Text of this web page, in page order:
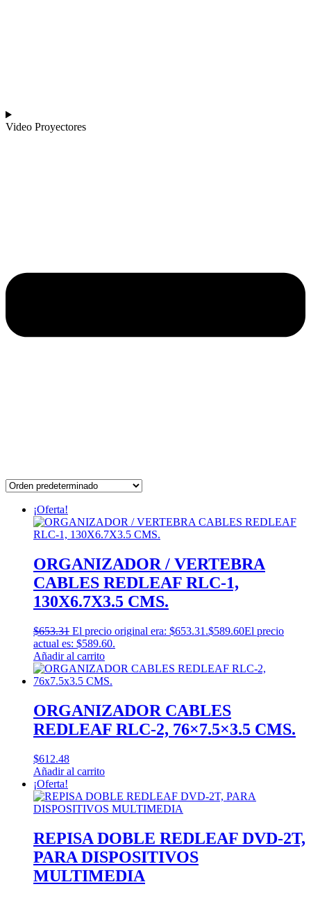
Video Proyectores
¡Oferta!
ORGANIZADOR / VERTEBRA
CABLES REDLEAF RLC-1,
130X6.7X3.5 CMS.
$653.31 El precio original era: $653.31.$589.60El precio
actual es: $589.60.
Añadir al carrito
ORGANIZADOR CABLES
REDLEAF RLC-2, 76×7.5×3.5 CMS.
$612.48
Añadir al carrito
¡Oferta!
REPISA DOBLE REDLEAF DVD-2T,
PARA DISPOSITIVOS
MULTIMEDIA